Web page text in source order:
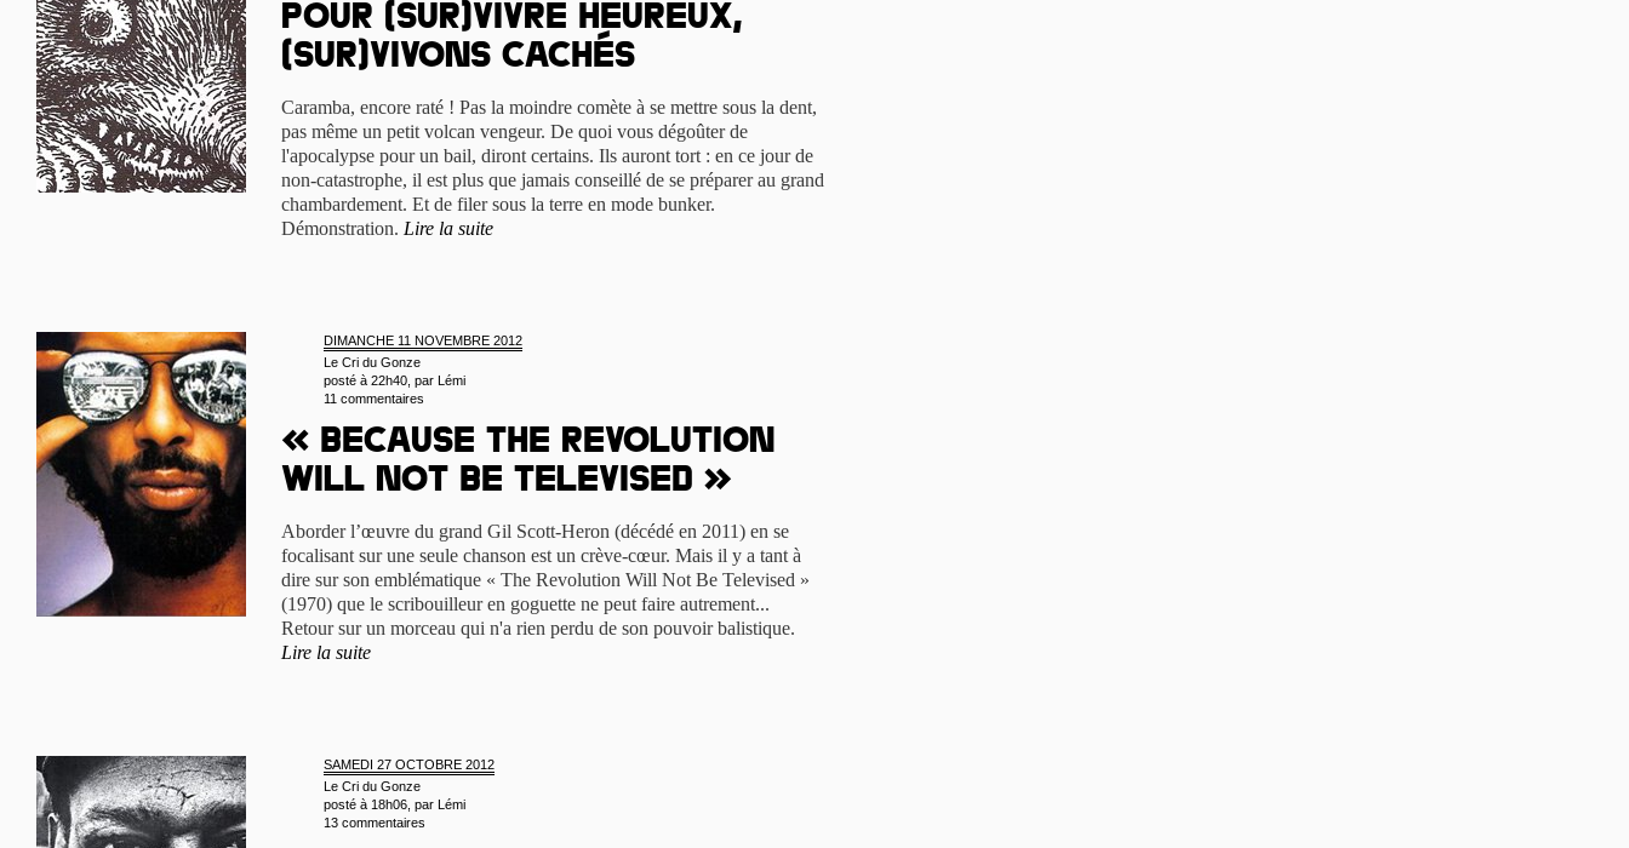
Pour (sur)vivre heureux,
(sur)vivons cachés
Caramba, encore raté ! Pas la moindre comète à se mettre sous la dent,
pas même un petit volcan vengeur. De quoi vous dégoûter de
l'apocalypse pour un bail, diront certains. Ils auront tort : en ce jour de
non-catastrophe, il est plus que jamais conseillé de se préparer au grand
chambardement. Et de filer sous la terre en mode bunker.
Démonstration. Lire la suite
DIMANCHE 11 NOVEMBRE 2012
Le Cri du Gonze
posté à 22h40, par Lémi
11 commentaires
« Because the Revolution
will not be televised »
Aborder l’œuvre du grand Gil Scott-Heron (décédé en 2011) en se
focalisant sur une seule chanson est un crève-cœur. Mais il y a tant à
dire sur son emblématique « The Revolution Will Not Be Televised »
(1970) que le scribouilleur en goguette ne peut faire autrement...
Retour sur un morceau qui n'a rien perdu de son pouvoir balistique.
Lire la suite
SAMEDI 27 OCTOBRE 2012
Le Cri du Gonze
posté à 18h06, par Lémi
13 commentaires